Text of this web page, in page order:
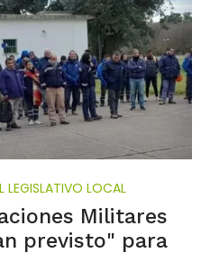
LEGISLATIVO LOCAL
Militares
previsto" para